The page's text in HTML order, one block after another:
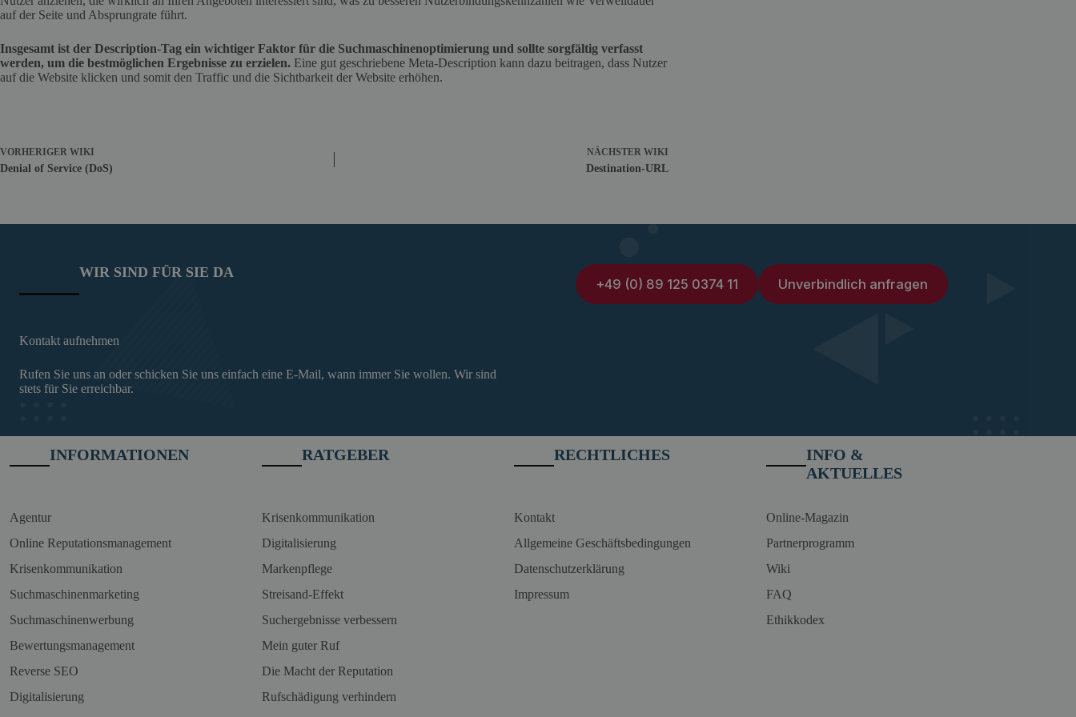
auf der Seite und Absprungrate führt.
Insgesamt ist der Description-Tag ein wichtiger Faktor für die Suchmaschinenoptimierung und sollte sorgfältig verfasst
werden, um die bestmöglichen Ergebnisse zu erzielen. Eine gut geschriebene Meta-Description kann dazu beitragen, dass Nutzer
auf die Website klicken und somit den Traffic und die Sichtbarkeit der Website erhöhen.
VORHERIGER WIKI
Denial of Service (DoS)
NÄCHSTER WIKI
Destination-URL
WIR SIND FÜR SIE DA
Kontakt aufnehmen
Rufen Sie uns an oder schicken Sie uns einfach eine E-Mail, wann immer Sie wollen. Wir sind
stets für Sie erreichbar.
+49 (0) 89 125 0374 11 Unverbindlich anfragen
INFORMATIONEN
Agentur
Online Reputationsmanagement
Krisenkommunikation
Suchmaschinenmarketing
Suchmaschinenwerbung
Bewertungsmanagement
Reverse SEO
Digitalisierung
RATGEBER
Krisenkommunikation
Digitalisierung
Markenpflege
Streisand-Effekt
Suchergebnisse verbessern
Mein guter Ruf
Die Macht der Reputation
Rufschädigung verhindern
RECHTLICHES
Kontakt
Allgemeine Geschäftsbedingungen
Datenschutzerklärung
Impressum
INFO &
AKTUELLES
Online-Magazin
Partnerprogramm
Wiki
FAQ
Ethikkodex